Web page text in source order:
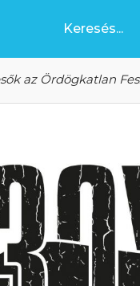
az Ördögkatlan